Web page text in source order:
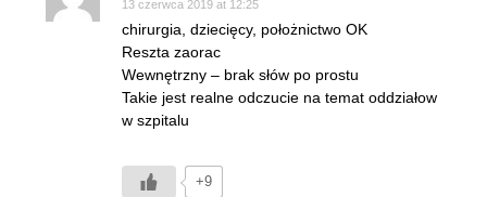
13 czerwca 2019 at 12:25
chirurgia, dziecięcy, położnictwo OK
Reszta zaorac
Wewnętrzny – brak słów po prostu
Takie jest realne odczucie na temat oddziałow
w szpitalu
+9